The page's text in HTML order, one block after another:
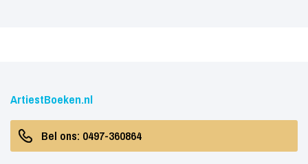
ArtiestBoeken.nl
Bel ons: 0497-360864